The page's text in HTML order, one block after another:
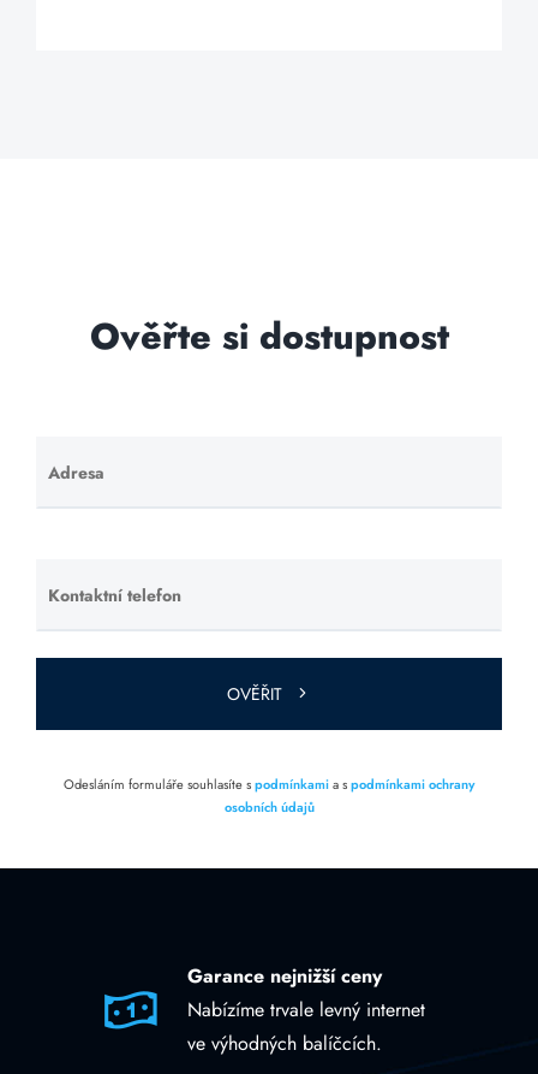
Ověřte si dostupnost
Adresa
Ponechte
toto pole
Kontaktní telefon
Ponechte
toto pole
prázdné.
OVĚŘIT
Odesláním formuláře souhlasíte spodmínkamia spodmínkami ochrany
osobních údajů
Garance nejnižší ceny
Nabízíme trvale levný internet
ve výhodných balíčcích.